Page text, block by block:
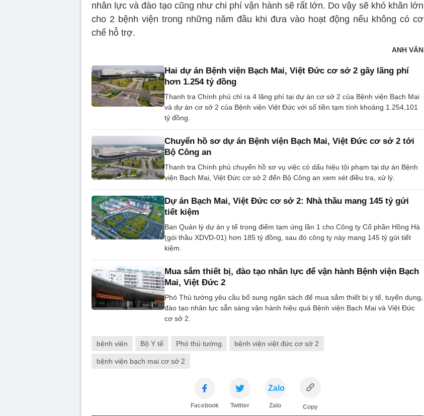
nhân lực và đào tạo cũng như chi phí vận hành sẽ rất lớn. Do vậy sẽ khó khăn lớn
cho 2 bệnh viện trong những năm đầu khi đưa vào hoạt động nếu không có cơ
chế hỗ trợ.
ANH VĂN
Hai dự án Bệnh viện Bạch Mai, Việt Đức cơ sở 2 gây lãng phí
hơn 1.254 tỷ đồng
Thanh tra Chính phủ chỉ ra 4 lãng phí tại dự án cơ sở 2 của Bệnh viện Bạch Mai
và dự án cơ sở 2 của Bệnh viện Việt Đức với số tiền tạm tính khoảng 1.254,101
tỷ đồng.
Chuyển hồ sơ dự án Bệnh viện Bạch Mai, Việt Đức cơ sở 2 tới
Bộ Công an
Thanh tra Chính phủ chuyển hồ sơ vụ việc có dấu hiệu tội phạm tại dự án Bệnh
viện Bạch Mai, Việt Đức cơ sở 2 đến Bộ Công an xem xét điều tra, xử lý.
Dự án Bạch Mai, Việt Đức cơ sở 2: Nhà thầu mang 145 tỷ gửi
tiết kiệm
Ban Quản lý dự án y tế trọng điểm tạm ứng lần 1 cho Công ty Cổ phần Hồng Hà
(gói thầu XDVD-01) hơn 185 tỷ đồng, sau đó công ty này mang 145 tỷ gửi tiết
kiệm.
Mua sắm thiết bị, đào tạo nhân lực để vận hành Bệnh viện Bạch
Mai, Việt Đức 2
Phó Thủ tướng yêu cầu bổ sung ngân sách để mua sắm thiết bị y tế, tuyển dụng,
đào tạo nhân lực sẵn sàng vận hành hiệu quả Bệnh viện Bạch Mai và Việt Đức
cơ sở 2.
bệnh viện Bộ Y tế Phó thủ tướng bệnh viện việt đức cơ sở 2
bệnh viện bạch mai cơ sở 2
Facebook Twitter
Zalo
Zalo Copy